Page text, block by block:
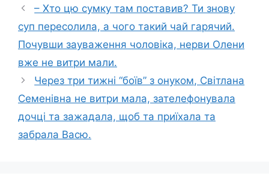
– Хто цю сумку там поставив? Ти знову
суп пересолила, а чого такий чай гарячий.
Почувши зауваження чоловіка, нерви Олени
вже не витри мали.
Через три тижні “боїв” з онуком, Світлана
Семенівна не витри мала, зателефонувала
дочці та зажадала, щоб та приїхала та
забрала Васю.